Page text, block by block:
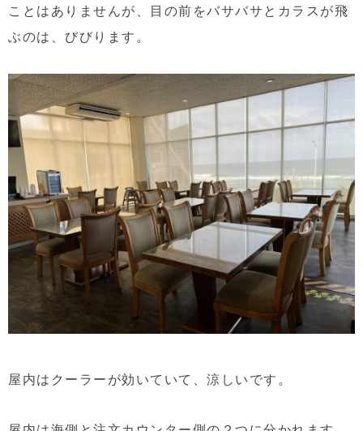
ことはありませんが、目の前をバサバサとカラスが飛
ぶのは、びびります。
屋内はクーラーが効いていて、涼しいです。